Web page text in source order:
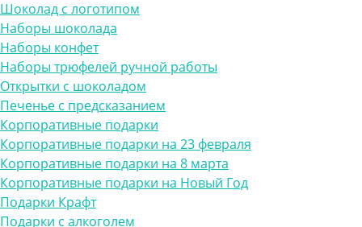
Шоколад с логотипом
Наборы шоколада
Наборы конфет
Наборы трюфелей ручной работы
Открытки с шоколадом
Печенье с предсказанием
Корпоративные подарки
Корпоративные подарки на 23 февраля
Корпоративные подарки на 8 марта
Корпоративные подарки на Новый Год
Подарки Крафт
Подарки с алкоголем